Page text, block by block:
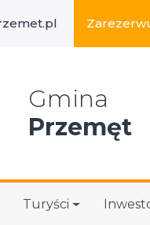
Gmina
Przemęt
Turyści
Wyszukaj w